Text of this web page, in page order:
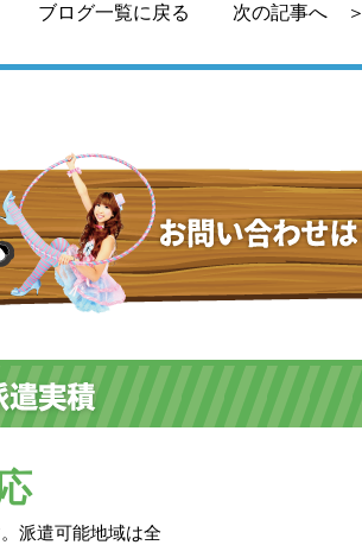
ブログ一覧に戻る 次の記事へ ＞
派遣可能地域は全